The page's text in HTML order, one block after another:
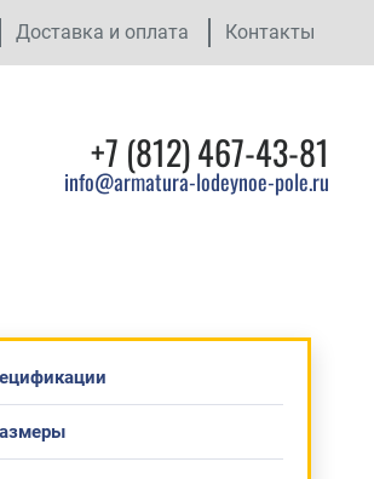
Доставка и оплата Контакты
+7 (812) 467-43-81
info@armatura-lodeynoe-pole.ru